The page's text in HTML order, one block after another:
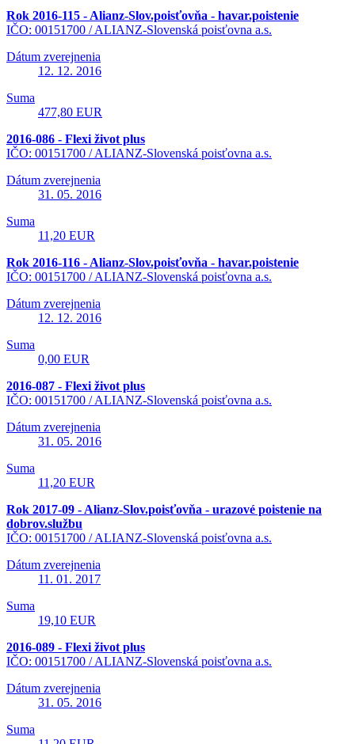
Rok 2016-115 - Alianz-Slov.poisťovňa - havar.poistenie
IČO: 00151700 /ALIANZ-Slovenská poisťovna a.s.
Dátum zverejnenia
12. 12. 2016
Suma
477,80 EUR
2016-086 - Flexi život plus
IČO: 00151700 /ALIANZ-Slovenská poisťovna a.s.
Dátum zverejnenia
31. 05. 2016
Suma
11,20 EUR
Rok 2016-116 - Alianz-Slov.poisťovňa - havar.poistenie
IČO: 00151700 /ALIANZ-Slovenská poisťovna a.s.
Dátum zverejnenia
12. 12. 2016
Suma
0,00 EUR
2016-087 - Flexi život plus
IČO: 00151700 /ALIANZ-Slovenská poisťovna a.s.
Dátum zverejnenia
31. 05. 2016
Suma
11,20 EUR
Rok 2017-09 - Alianz-Slov.poisťovňa - urazové poistenie na
dobrov.službu
IČO: 00151700 /ALIANZ-Slovenská poisťovna a.s.
Dátum zverejnenia
11. 01. 2017
Suma
19,10 EUR
2016-089 - Flexi život plus
IČO: 00151700 /ALIANZ-Slovenská poisťovna a.s.
Dátum zverejnenia
31. 05. 2016
Suma